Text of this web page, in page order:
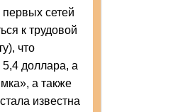
первых сетей
к трудовой
что
доллара, а
а также
известна